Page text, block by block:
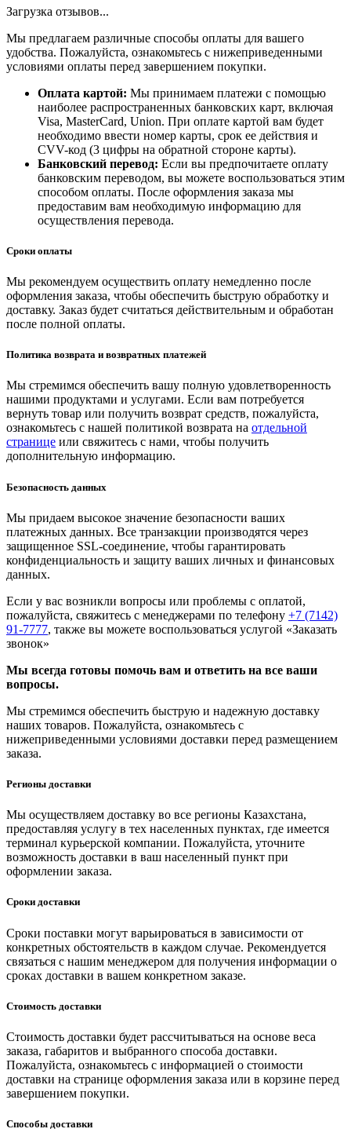
Загрузка отзывов...
Мы предлагаем различные способы оплаты для вашего
удобства. Пожалуйста, ознакомьтесь с нижеприведенными
условиями оплаты перед завершением покупки.
Оплата картой: Мы принимаем платежи с помощью
наиболее распространенных банковских карт, включая
Visa, MasterCard, Union. При оплате картой вам будет
необходимо ввести номер карты, срок ее действия и
CVV-код (3 цифры на обратной стороне карты).
Банковский перевод: Если вы предпочитаете оплату
банковским переводом, вы можете воспользоваться этим
способом оплаты. После оформления заказа мы
предоставим вам необходимую информацию для
осуществления перевода.
Сроки оплаты
Мы рекомендуем осуществить оплату немедленно после
оформления заказа, чтобы обеспечить быструю обработку и
доставку. Заказ будет считаться действительным и обработан
после полной оплаты.
Политика возврата и возвратных платежей
Мы стремимся обеспечить вашу полную удовлетворенность
нашими продуктами и услугами. Если вам потребуется
вернуть товар или получить возврат средств, пожалуйста,
ознакомьтесь с нашей политикой возврата на отдельной
странице или свяжитесь с нами, чтобы получить
дополнительную информацию.
Безопасность данных
Мы придаем высокое значение безопасности ваших
платежных данных. Все транзакции производятся через
защищенное SSL-соединение, чтобы гарантировать
конфиденциальность и защиту ваших личных и финансовых
данных.
Если у вас возникли вопросы или проблемы с оплатой,
пожалуйста, свяжитесь с менеджерами по телефону +7 (7142)
91-7777, также вы можете воспользоваться услугой «Заказать
звонок»
Мы всегда готовы помочь вам и ответить на все ваши
вопросы.
Мы стремимся обеспечить быструю и надежную доставку
наших товаров. Пожалуйста, ознакомьтесь с
нижеприведенными условиями доставки перед размещением
заказа.
Регионы доставки
Мы осуществляем доставку во все регионы Казахстана,
предоставляя услугу в тех населенных пунктах, где имеется
терминал курьерской компании. Пожалуйста, уточните
возможность доставки в ваш населенный пункт при
оформлении заказа.
Сроки доставки
Сроки поставки могут варьироваться в зависимости от
конкретных обстоятельств в каждом случае. Рекомендуется
связаться с нашим менеджером для получения информации о
сроках доставки в вашем конкретном заказе.
Стоимость доставки
Стоимость доставки будет рассчитываться на основе веса
заказа, габаритов и выбранного способа доставки.
Пожалуйста, ознакомьтесь с информацией о стоимости
доставки на странице оформления заказа или в корзине перед
завершением покупки.
Способы доставки